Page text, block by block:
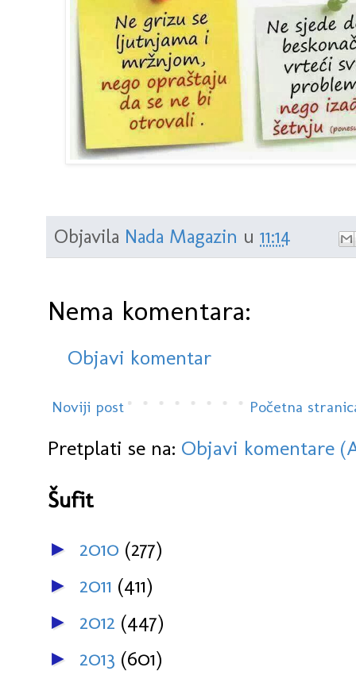
Objavila Nada Magazin u 11:14
Nema komentara:
Objavi komentar
Noviji post Početna
Pretplati se na: Objavi komentare
Šufit
► 2010 (277)
► 2011 (411)
► 2012 (447)
► 2013 (601)